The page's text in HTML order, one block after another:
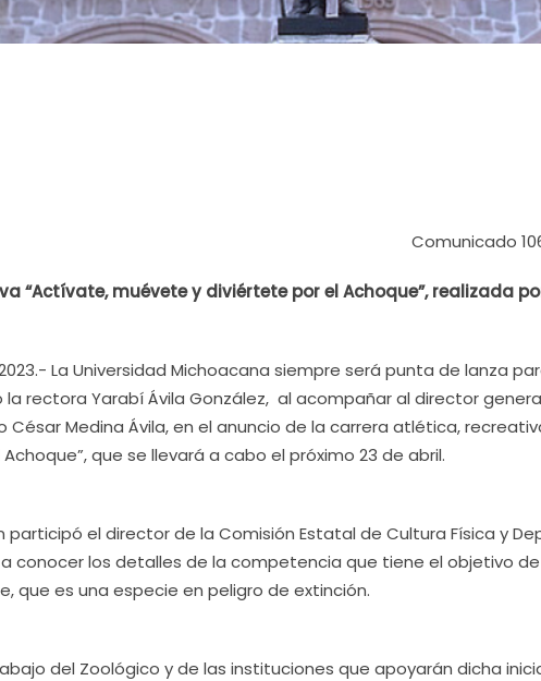
Comunicado
“Actívate, muévete y diviértete por el Achoque”, realizada
La Universidad Michoacana siempre será punta de lanza
rectora Yarabí Ávila González, al acompañar al director
César Medina Ávila, en el anuncio de la carrera atlética,
que se llevará a cabo el próximo 23 de abril.
participó el director de la Comisión Estatal de Cultura Física y
a conocer los detalles de la competencia que tiene el objetivo de
que es una especie en peligro de extinción.
del Zoológico y de las instituciones que apoyarán dicha